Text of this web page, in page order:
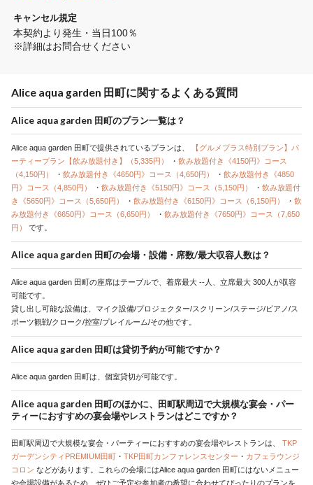
キャンセル規定
本契約より発生・当日100％
※詳細はお問合せください
Alice aqua garden 田町に関するよくある質問
Alice aqua garden 田町のプラン一覧は？
Alice aqua garden 田町で提供されているプランは、
【グルメプラス特別プラン】パ
ーティープラン【飲み放題付き】（5,335円）
・ 飲み放題付き《4150円》コース
（4,150円）
・ 飲み放題付き《4650円》コース（4,650円） ・ 飲み放題付き《4850
円》コース（4,850円）
・ 飲み放題付き《5150円》コース（5,150円） ・ 飲み放題付
き《5650円》コース（5,650円）
・ 飲み放題付き《6150円》コース（6,150円） ・ 飲
み放題付き《6650円》コース（6,650円）
・ 飲み放題付き《7650円》コース（7,650
円） です。
Alice aqua garden 田町の会場・設備・席数/最大収容人数は？
Alice aqua garden 田町の座席はテーブルで、着席最大 --人、立席最大 300人が収容
可能です。
貸し出し可能な設備は、マイク設備/プロジェクター/スクリーン/ステージ/ピアノ/ス
ポーツ観戦/クローク/控室/プレイルーム/その他です。
Alice aqua garden 田町は貸切予約が可能ですか？
Alice aqua garden 田町は、個室貸切が可能です。
Alice aqua garden 田町のほかに、田町駅周辺で大規模な宴会・パー
ティーにおすすめの宴会場やレストランはどこですか？
田町駅周辺で大規模な宴会・パーティーにおすすめの宴会場やレストランは、 TKP
ガーデンシティPREMIUM田町 ・ TKP田町カンファレンスセンター ・ カフェラウンジ
コロン などがあります。これらの会場にはAlice aqua garden 田町にはないメニュー
や会場設備があるため、ぜひご予定や参加者の希望に合わせてぴったりのプランを